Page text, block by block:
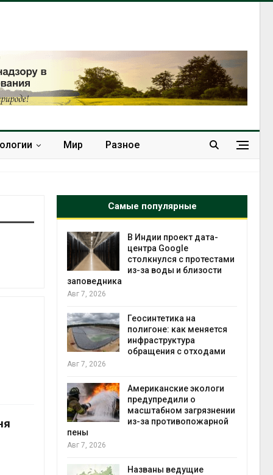
Мир Разное
Самые популярные
Волги и
пожаров
В Индии проект дата-
центра Google
столкнулся с протестами
из-за воды и близости
заповедника
Авг 7, 2026
Геосинтетика на
полигоне: как меняется
инфраструктура
обращения с отходами
Авг 7, 2026
Американские экологи
предупредили о
масштабном загрязнении
из-за противопожарной
пены
Авг 7, 2026
Названы ведущие